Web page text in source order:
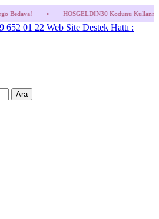
HOSGELDIN30 Kodunu Kullanmayı Unutma!
652 01 22 Web Site Destek Hattı :
Ara